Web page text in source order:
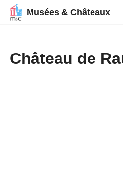
Musées & Châteaux
Château de